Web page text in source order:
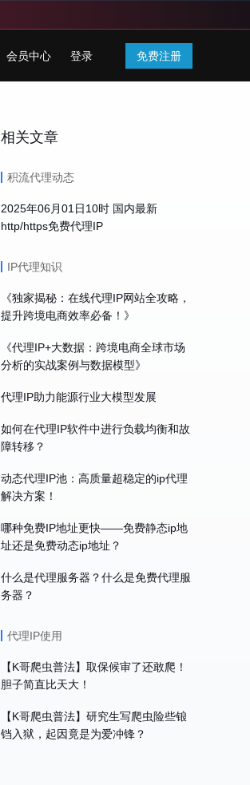
会员中心 登录 免费注册
相关文章
积流代理动态
2025年06月01日10时 国内最新
http/https免费代理IP
IP代理知识
《独家揭秘：在线代理IP网站全攻略，
提升跨境电商效率必备！》
《代理IP+大数据：跨境电商全球市场
分析的实战案例与数据模型》
代理IP助力能源行业大模型发展
如何在代理IP软件中进行负载均衡和故
障转移？
动态代理IP池：高质量超稳定的ip代理
解决方案！
哪种免费IP地址更快——免费静态ip地
址还是免费动态ip地址？
什么是代理服务器？什么是免费代理服
务器？
代理IP使用
【K哥爬虫普法】取保候审了还敢爬！
胆子简直比天大！
【K哥爬虫普法】研究生写爬虫险些锒
铛入狱，起因竟是为爱冲锋？